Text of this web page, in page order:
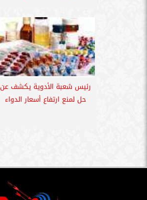
رئيس شعبة الأدوية يكشف عن
حل لمنع ارتفاع أسعار الدواء